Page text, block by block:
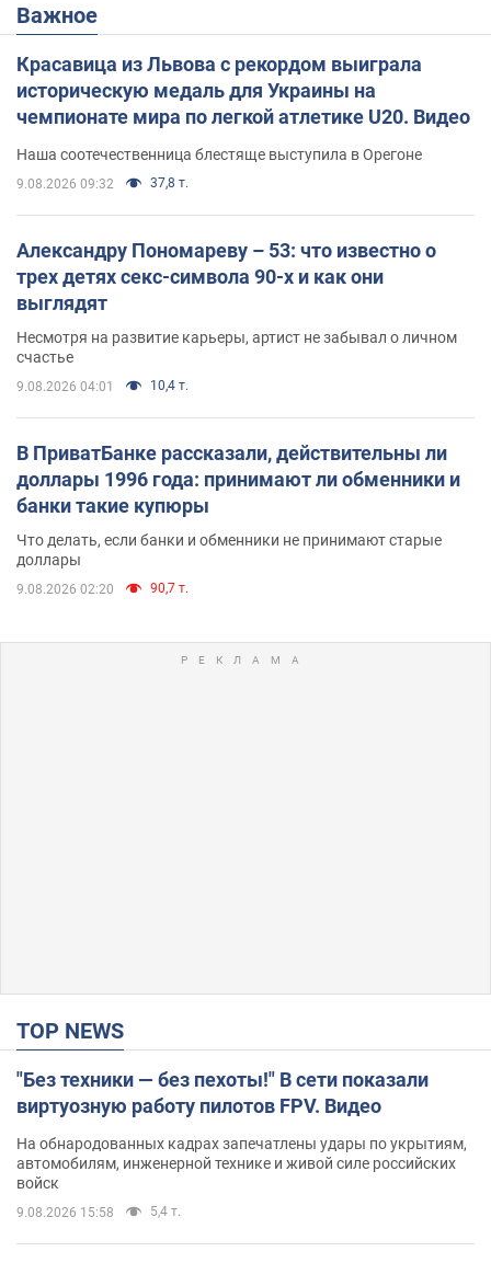
Важное
Красавица из Львова с рекордом выиграла
историческую медаль для Украины на
чемпионате мира по легкой атлетике U20. Видео
Наша соотечественница блестяще выступила в Орегоне
9.08.2026 09:32 37,8 т.
Александру Пономареву – 53: что известно о
трех детях секс-символа 90-х и как они
выглядят
Несмотря на развитие карьеры, артист не забывал о личном
счастье
9.08.2026 04:01 10,4 т.
В ПриватБанке рассказали, действительны ли
доллары 1996 года: принимают ли обменники и
банки такие купюры
Что делать, если банки и обменники не принимают старые
доллары
9.08.2026 02:20 90,7 т.
TOP NEWS
"Без техники — без пехоты!" В сети показали
виртуозную работу пилотов FPV. Видео
На обнародованных кадрах запечатлены удары по укрытиям,
автомобилям, инженерной технике и живой силе российских
войск
9.08.2026 15:58 5,4 т.